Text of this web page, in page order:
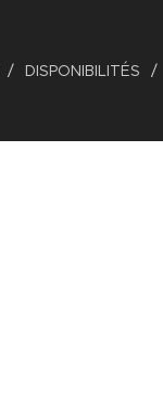
DISPONIBILITÉS